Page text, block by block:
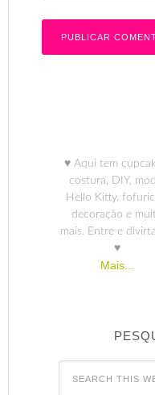
♥ Aqui tem
costura, DIY,
Hello Kitty,
decoração e
mais. Entre e
♥
Mais...